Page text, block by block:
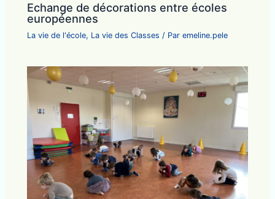
Echange de décorations entre écoles
européennes
La vie de l'école, La vie des Classes / Paremeline.pele